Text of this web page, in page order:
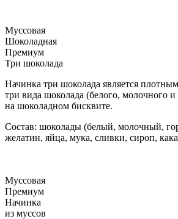
Муссовая
Шоколадная
Премиум
Три шоколада
Начинка три шоколада является
три вида шоколада (белого, молочного
на шоколадном бисквите.
Состав: шоколады (белый, молочный,
желатин, яйца, мука, сливки, сироп,
Муссовая
Премиум
Начинка
из муссов